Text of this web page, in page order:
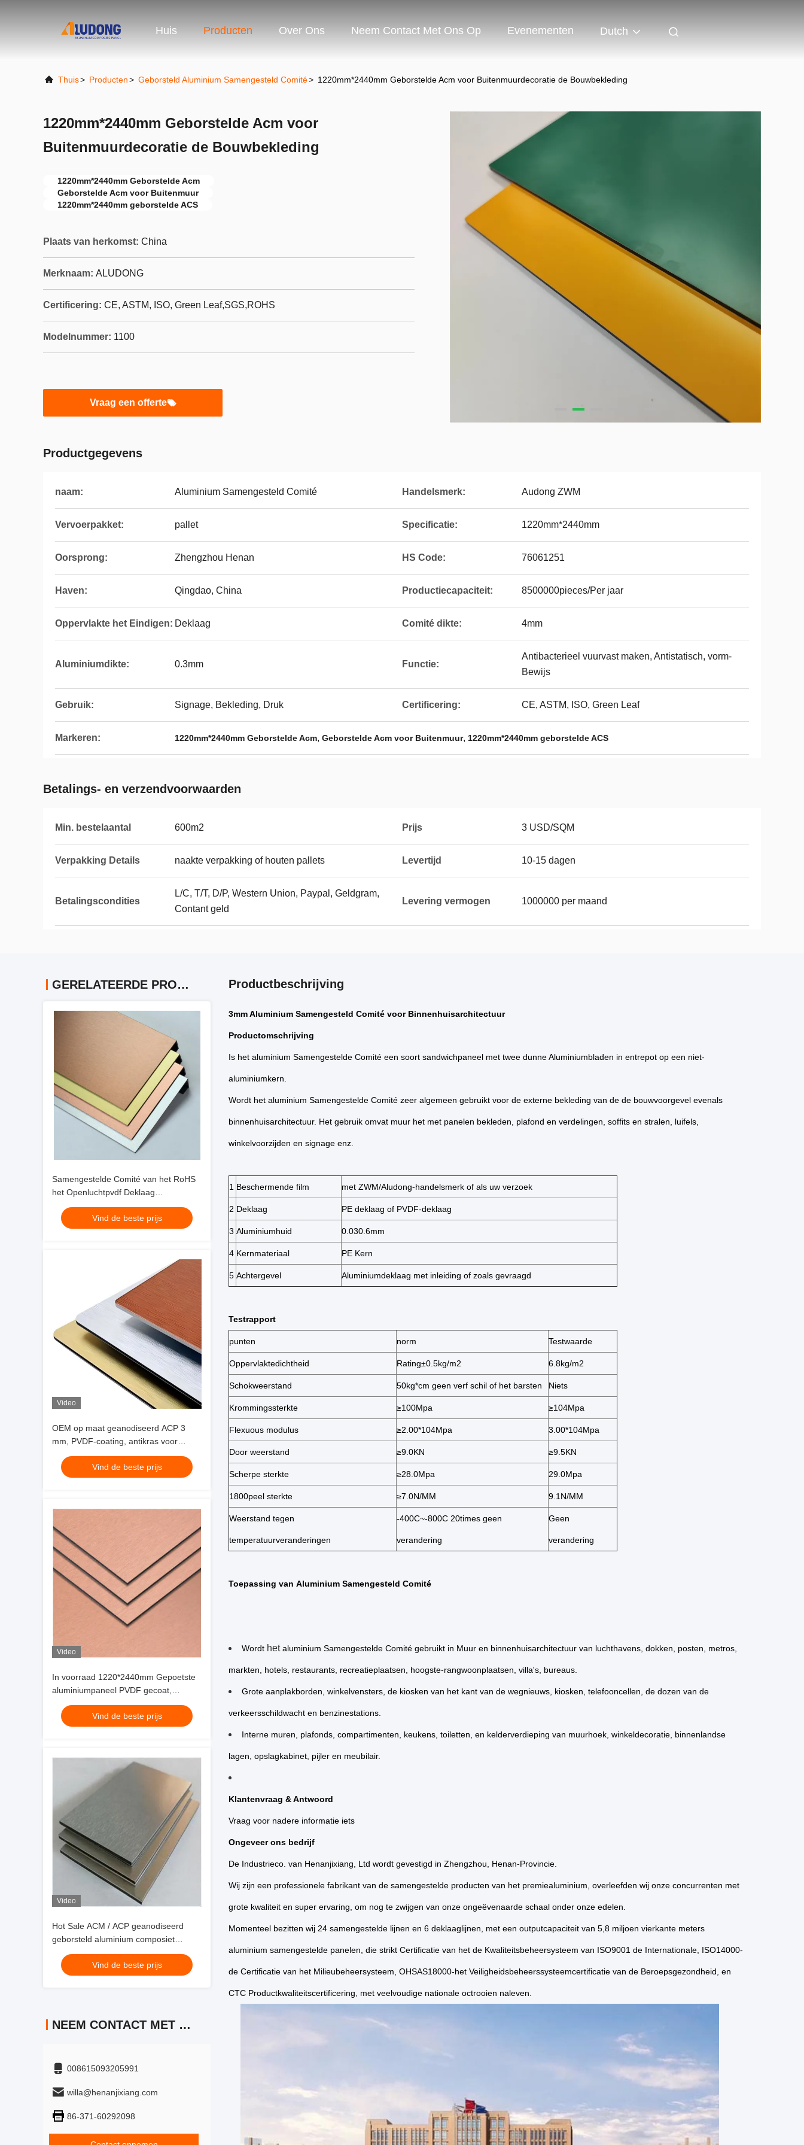
Huis Producten Over Ons Neem Contact Met Ons Op Evenementen Dutch
Thuis> Producten> Geborsteld Aluminium Samengesteld Comité> 1220mm*2440mm Geborstelde Acm voor Buitenmuurdecoratie de Bouwbekleding
1220mm*2440mm Geborstelde Acm voor
Buitenmuurdecoratie de Bouwbekleding
1220mm*2440mm Geborstelde Acm
Geborstelde Acm voor Buitenmuur
1220mm*2440mm geborstelde ACS
Plaats van herkomst: China
Merknaam: ALUDONG
Certificering: CE, ASTM, ISO, Green Leaf,SGS,ROHS
Modelnummer: 1100
Vraag een offerte
Productgegevens
naam: Aluminium Samengesteld Comité Handelsmerk: Audong ZWM
Vervoerpakket: pallet Specificatie: 1220mm*2440mm
Oorsprong: Zhengzhou Henan HS Code: 76061251
Haven: Qingdao, China Productiecapaciteit: 8500000pieces/Per jaar
Oppervlakte het Eindigen: Deklaag Comité dikte: 4mm
Aluminiumdikte: 0.3mm Functie:
Antibacterieel vuurvast maken, Antistatisch, vorm-
Bewijs
Gebruik: Signage, Bekleding, Druk Certificering: CE, ASTM, ISO, Green Leaf
Markeren: 1220mm*2440mm Geborstelde Acm, Geborstelde Acm voor Buitenmuur, 1220mm*2440mm geborstelde ACS
Betalings- en verzendvoorwaarden
Min. bestelaantal 600m2 Prijs 3 USD/SQM
Verpakking Details naakte verpakking of houten pallets Levertijd 10-15 dagen
Betalingscondities
L/C, T/T, D/P, Western Union, Paypal, Geldgram,
Contant geld
Levering vermogen 1000000 per maand
GERELATEERDE PRODUCTEN
Samengestelde Comité van het RoHS
het Openluchtpvdf Deklaag
Geborstelde Aluminium
Vind de beste prijs
Video
OEM op maat geanodiseerd ACP 3
mm, PVDF-coating, antikras voor
Subway Hall Hotel-decoratie
Vind de beste prijs
Video
In voorraad 1220*2440mm Gepoetste
aluminiumpaneel PVDF gecoat,
weerbestendige voor gordijnmuur ISO
9001FabriekVind de beste prijs
Video
Hot Sale ACM / ACP geanodiseerd
geborsteld aluminium composiet
paneel 4 mm, PVDF-coating,
krasbestendig voor liftcabine
Vind de beste prijs
NEEM CONTACT MET ONS OP
008615093205991
willa@henanjixiang.com
86-371-60292098
Productbeschrijving
3mm Aluminium Samengesteld Comité voor Binnenhuisarchitectuur
Productomschrijving
Is het aluminium Samengestelde Comité een soort sandwichpaneel met twee dunne Aluminiumbladen in entrepot op een niet-
aluminiumkern.
Wordt het aluminium Samengestelde Comité zeer algemeen gebruikt voor de externe bekleding van de de bouwvoorgevel evenals
binnenhuisarchitectuur. Het gebruik omvat muur het met panelen bekleden, plafond en verdelingen, soffits en stralen, luifels,
winkelvoorzijden en signage enz.
1 Beschermende film met ZWM/Aludong-handelsmerk of als uw verzoek
2 Deklaag PE deklaag of PVDF-deklaag
3 Aluminiumhuid 0.030.6mm
4 Kernmateriaal PE Kern
5 Achtergevel Aluminiumdeklaag met inleiding of zoals gevraagd
Testrapport
punten norm Testwaarde
Oppervlaktedichtheid Rating±0.5kg/m2 6.8kg/m2
Schokweerstand 50kg*cm geen verf schil of het barsten Niets
Krommingssterkte ≥100Mpa ≥104Mpa
Flexuous modulus ≥2.00*104Mpa 3.00*104Mpa
Door weerstand ≥9.0KN ≥9.5KN
Scherpe sterkte ≥28.0Mpa 29.0Mpa
1800peel sterkte ≥7.0N/MM 9.1N/MM
Weerstand tegen
temperatuurveranderingen
-400C~-800C 20times geen
verandering
Geen
verandering
Toepassing van Aluminium Samengesteld Comité
Wordt hetaluminium Samengestelde Comité gebruikt in Muur en binnenhuisarchitectuur van luchthavens, dokken, posten, metros,
markten, hotels, restaurants, recreatieplaatsen, hoogste-rangwoonplaatsen, villa's, bureaus.
Grote aanplakborden, winkelvensters, de kiosken van het kant van de wegnieuws, kiosken, telefooncellen, de dozen van de
verkeersschildwacht en benzinestations.
Interne muren, plafonds, compartimenten, keukens, toiletten, en kelderverdieping van muurhoek, winkeldecoratie, binnenlandse
lagen, opslagkabinet, pijler en meubilair.
Klantenvraag & Antwoord
Vraag voor nadere informatie iets
Ongeveer ons bedrijf
De Industrieco. van Henanjixiang, Ltd wordt gevestigd in Zhengzhou, Henan-Provincie.
Wij zijn een professionele fabrikant van de samengestelde producten van het premiealuminium, overleefden wij onze concurrenten met
grote kwaliteit en super ervaring, om nog te zwijgen van onze ongeëvenaarde schaal onder onze edelen.
Momenteel bezitten wij 24 samengestelde lijnen en 6 deklaaglijnen, met een outputcapaciteit van 5,8 miljoen vierkante meters
aluminium samengestelde panelen, die strikt Certificatie van het de Kwaliteitsbeheersysteem van ISO9001 de Internationale, ISO14000-
de Certificatie van het Milieubeheersysteem, OHSAS18000-het Veiligheidsbeheerssysteemcertificatie van de Beroepsgezondheid, en
CTC Productkwaliteitscertificering, met veelvoudige nationale octrooien naleven.